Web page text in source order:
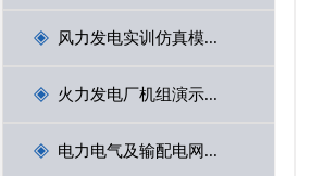
风力发电实训仿真模...
火力发电厂机组演示...
电力电气及输配电网...